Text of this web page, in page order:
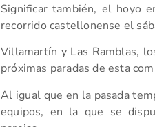
Significar también, el hoyo
recorrido castellonense el
Villamartín y Las Ramblas,
próximas paradas de esta
Al igual que en la pasada
equipos, en la que se